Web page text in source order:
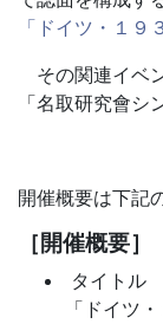
「ドイツ・１９
その関連イベ
「名取研究會シ
開催概要は下記
［開催概要］
タイトル
「ドイツ